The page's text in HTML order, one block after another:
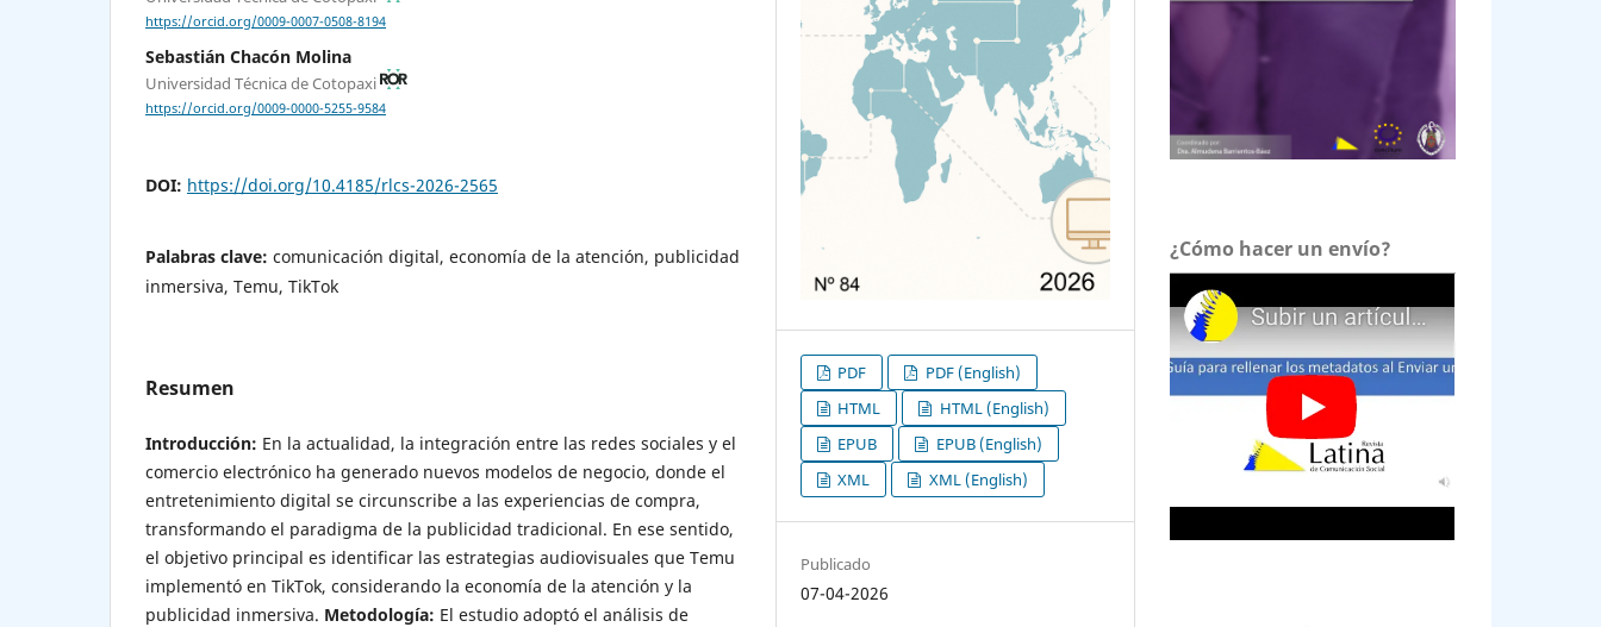
https://orcid.org/0009-0007-0508-8194
Sebastián Chacón Molina
Universidad Técnica de Cotopaxi
https://orcid.org/0009-0000-5255-9584
DOI: https://doi.org/10.4185/rlcs-2026-2565
Palabras clave: comunicación digital, economía de la atención, publicidad
inmersiva, Temu, TikTok
Resumen
Introducción: En la actualidad, la integración entre las redes sociales y el
comercio electrónico ha generado nuevos modelos de negocio, donde el
entretenimiento digital se circunscribe a las experiencias de compra,
transformando el paradigma de la publicidad tradicional. En ese sentido,
el objetivo principal es identificar las estrategias audiovisuales que Temu
implementó en TikTok, considerando la economía de la atención y la
publicidad inmersiva. Metodología: El estudio adoptó el análisis de
PDF
PDF (English)
HTML
HTML (English)
EPUB
EPUB (English)
XML
XML (English)
Publicado
07-04-2026
¿Cómo hacer un envío?